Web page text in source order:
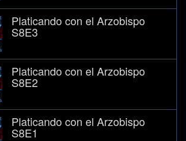
Platicando con el Arzobispo
S8E3
Platicando con el Arzobispo
S8E2
Platicando con el Arzobispo
S8E1